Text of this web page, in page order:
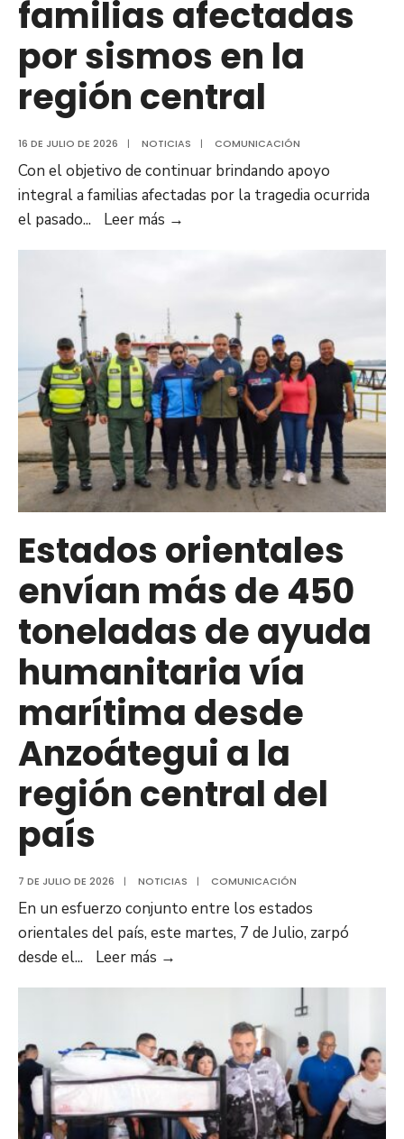
familias afectadas
por sismos en la
región central
16 DE JULIO DE 2026 | NOTICIAS | COMUNICACIÓN
Con el objetivo de continuar brindando apoyo
integral a familias afectadas por la tragedia ocurrida
el pasado... Leer más →
30
toneladas
de
ayuda
humanitaria
y
juguetes
para
familias
afectadas
por
sismos
en
región
central
Estados orientales
envían más de 450
toneladas de ayuda
humanitaria vía
marítima desde
Anzoátegui a la
región central del
país
7 DE JULIO DE 2026 | NOTICIAS | COMUNICACIÓN
En un esfuerzo conjunto entre los estados
orientales del país, este martes, 7 de Julio, zarpó
desde el... Leer más →
de
450
toneladas
de